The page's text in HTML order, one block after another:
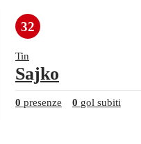
32
Tin
Sajko
0 presenze 0 gol subiti